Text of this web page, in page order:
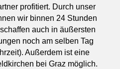
profitiert. Durch unser
wir binnen 24 Stunden
auch in äußersten
noch am selben Tag
Außerdem ist eine
bei Graz möglich.